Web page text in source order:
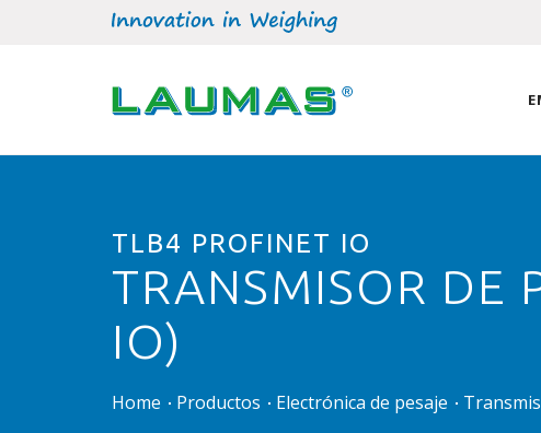
TLB4 PROFINET IO
TRANSMISOR DE
IO)
Home Productos Electrónica de pesaje